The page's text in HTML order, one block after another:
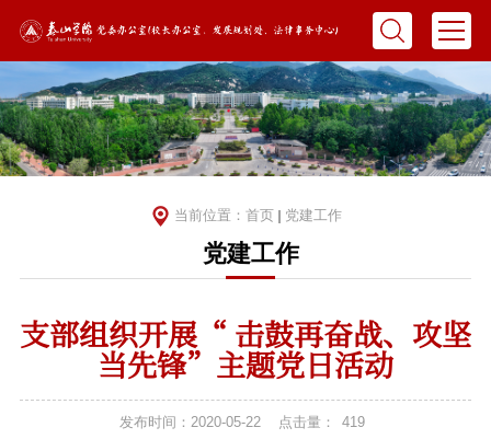
当前位置： 首页 党建工作
党建工作
支部组织开展“ 击鼓再奋战、攻坚
当先锋”主题党日活动
发布时间：2020-05-22 点击量： 419